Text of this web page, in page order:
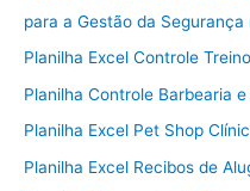
para a Gestão da Segurança
Planilha Excel Controle
Planilha Controle Barbearia
Planilha Excel Pet Shop
Planilha Excel Recibos de